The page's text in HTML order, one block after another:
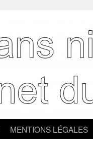
MENTIONS LÉGALES